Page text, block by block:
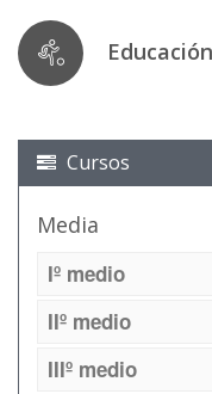
Cursos
Media
Iº medio
IIº medio
IIIº medio